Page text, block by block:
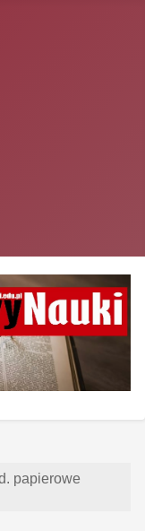
papierowe